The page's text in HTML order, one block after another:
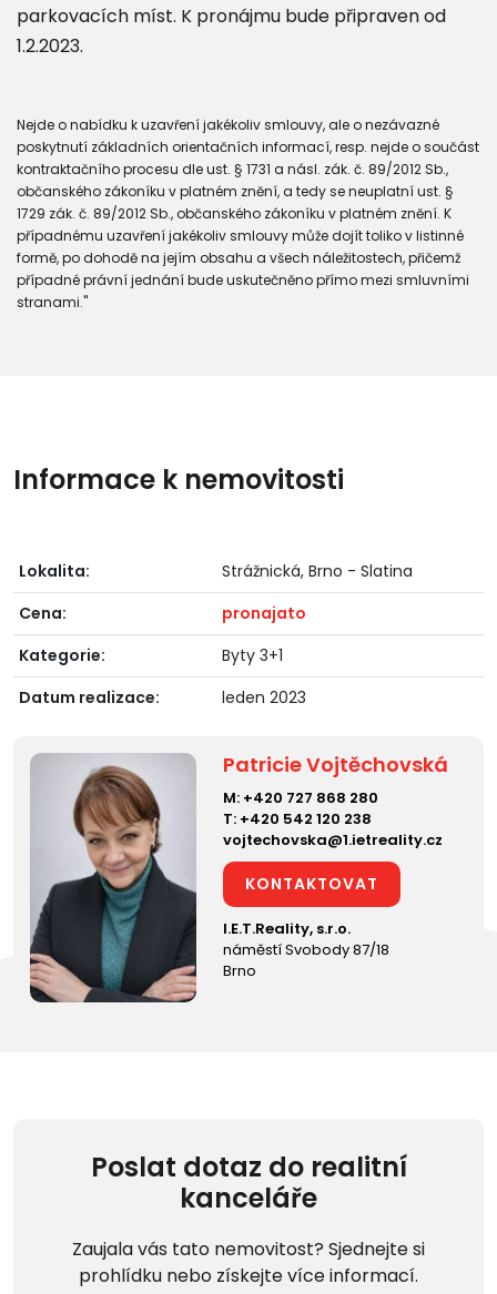
parkovacích míst. K pronájmu bude připraven od
1.2.2023.
Nejde o nabídku k uzavření jakékoliv smlouvy, ale o nezávazné
poskytnutí základních orientačních informací, resp. nejde o součást
kontraktačního procesu dle ust. § 1731 a násl. zák. č. 89/2012 Sb.,
občanského zákoníku v platném znění, a tedy se neuplatní ust. §
1729 zák. č. 89/2012 Sb., občanského zákoníku v platném znění. K
případnému uzavření jakékoliv smlouvy může dojít toliko v listinné
formě, po dohodě na jejím obsahu a všech náležitostech, přičemž
případné právní jednání bude uskutečněno přímo mezi smluvními
stranami."
Informace k nemovitosti
Lokalita:
Strážnická, Brno - Slatina
Cena:
pronajato
Kategorie:
Byty 3+1
Datum realizace:
leden 2023
Patricie Vojtěchovská
M: +420 727 868 280
T: +420 542 120 238
vojtechovska@1.ietreality.cz
KONTAKTOVAT
I.E.T.Reality, s.r.o.
náměstí Svobody 87/18
Brno
Poslat dotaz do realitní
kanceláře
Zaujala vás tato nemovitost? Sjednejte si
prohlídku nebo získejte více informací.